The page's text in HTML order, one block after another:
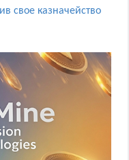
свое казначейство